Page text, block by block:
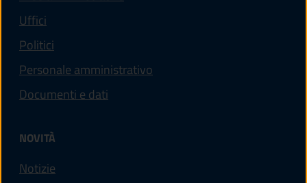
Uffici
Politici
Personale amministrativo
Documenti e dati
NOVITÀ
Notizie